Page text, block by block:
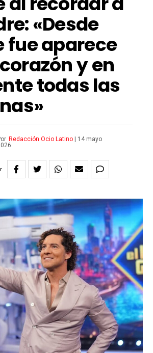
«Desde
fue aparece
y en
todas las
Redacción Ocio Latino|
14 mayo